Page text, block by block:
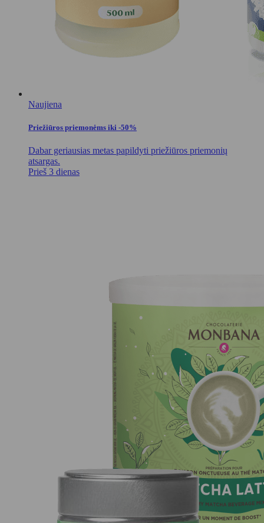
Naujiena
Priežiūros priemonėms iki -50%
Dabar geriausias metas papildyti priežiūros priemonių
atsargas.
Prieš 3 dienas